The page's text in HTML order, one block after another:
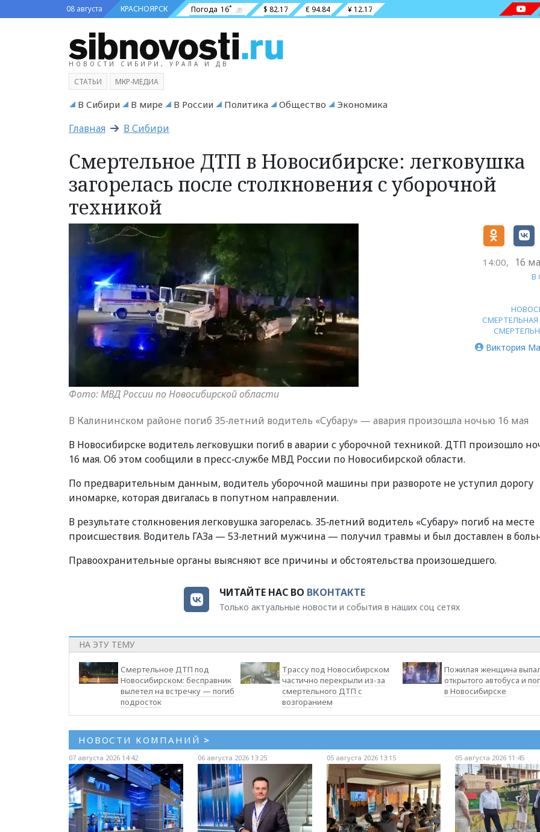
08 августа КРАСНОЯРСК Погода 16˚ $ 82.17 € 94.84 ¥ 12.17
НОВОСТИ СИБИРИ, УРАЛА И ДВ
СТАТЬИ МКР-МЕДИА
В Сибири В мире В России Политика Общество Экономика
Главная В Сибири
Смертельное ДТП в Новосибирске: легковушка
загорелась после столкновения с уборочной
техникой
Фото: МВД России по Новосибирской области
14:00, 16
В
СМЕРТЕЛЬНАЯ
Виктория
В Калининском районе погиб 35‑летний водитель «Субару» — авария произошла ночью 16 мая
В Новосибирске водитель легковушки погиб в аварии с уборочной техникой. ДТП произошло
16 мая. Об этом сообщили в пресс‑службе МВД России по Новосибирской области.
По предварительным данным, водитель уборочной машины при развороте не уступил дорогу
иномарке, которая двигалась в попутном направлении.
В результате столкновения легковушка загорелась. 35‑летний водитель «Субару» погиб на месте
происшествия. Водитель ГАЗа — 53‑летний мужчина — получил травмы и был доставлен в
Правоохранительные органы выясняют все причины и обстоятельства произошедшего.
ЧИТАЙТЕ НАС ВО ВКОНТАКТЕ
Только актуальные новости и события в наших соц сетях
НА ЭТУ ТЕМУ
Смертельное ДТП под
Новосибирском: бесправник
вылетел на встречку — погиб
подросток
Трассу под Новосибирском
частично перекрыли из-за
смертельного ДТП с
возгоранием
Пожилая женщина
открытого автобуса и
в Новосибирске
НОВОСТИ КОМПАНИЙ >
07 августа 2026 14:42 06 августа 2026 13:25 05 августа 2026 13:15 05 августа 2026 11:45